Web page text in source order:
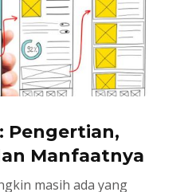
Pengertian,
Manfaatnya
masih ada yang